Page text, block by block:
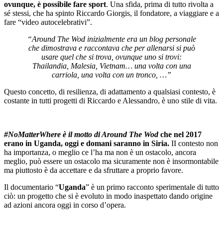
ovunque, è possibile fare sport. Una sfida, prima di tutto rivolta a
sé stessi, che ha spinto Riccardo Giorgis, il fondatore, a viaggiare e a
fare “video autocelebrativi”.
“Around The Wod inizialmente era un blog personale
che dimostrava e raccontava che per allenarsi si può
usare quel che si trova, ovunque uno si trovi:
Thailandia, Malesia, Vietnam… una volta con una
carriola, una volta con un tronco, …”
Questo concetto, di resilienza, di adattamento a qualsiasi contesto, è
costante in tutti progetti di Riccardo e Alessandro, è uno stile di vita.
#NoMatterWhere è il motto di Around The Wodche nel 2017
erano in Uganda, oggi e domani saranno in Siria. II contesto non
ha importanza, o meglio ce l’ha ma non è un ostacolo, ancora
meglio, può essere un ostacolo ma sicuramente non è insormontabile
ma piuttosto è da accettare e da sfruttare a proprio favore.
Il documentario “Uganda” è un primo racconto sperimentale di tutto
ciò: un progetto che si è evoluto in modo inaspettato dando origine
ad azioni ancora oggi in corso d’opera.